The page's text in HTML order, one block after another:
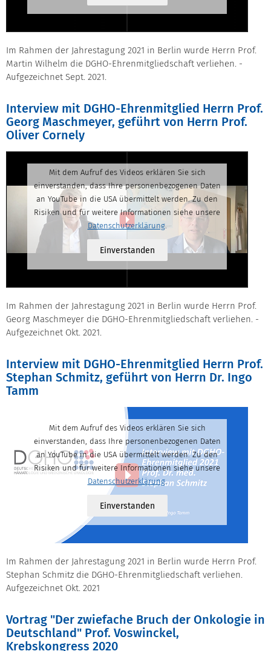
Im Rahmen der Jahrestagung 2021 in Berlin wurde Herrn Prof.
Martin Wilhelm die DGHO-Ehrenmitgliedschaft verliehen. -
Aufgezeichnet Sept. 2021.
Interview mit DGHO-Ehrenmitglied Herrn Prof.
Georg Maschmeyer, geführt von Herrn Prof.
Oliver Cornely
Mit dem Aufruf des Videos erklären Sie sich
einverstanden, dass Ihre personenbezogenen Daten
an YouTube in die USA übermittelt werden. Zu den
Risiken und für weitere Informationen siehe unsere
Datenschutzerklärung.
Einverstanden
Im Rahmen der Jahrestagung 2021 in Berlin wurde Herrn Prof.
Georg Maschmeyer die DGHO-Ehrenmitgliedschaft verliehen. -
Aufgezeichnet Okt. 2021.
Interview mit DGHO-Ehrenmitglied Herrn Prof.
Stephan Schmitz, geführt von Herrn Dr. Ingo
Tamm
Mit dem Aufruf des Videos erklären Sie sich
einverstanden, dass Ihre personenbezogenen Daten
an YouTube in die USA übermittelt werden. Zu den
Risiken und für weitere Informationen siehe unsere
Datenschutzerklärung.
Einverstanden
Im Rahmen der Jahrestagung 2021 in Berlin wurde Herrn Prof.
Stephan Schmitz die DGHO-Ehrenmitgliedschaft verliehen.
Aufgezeichnet Okt. 2021
Vortrag "Der zwiefache Bruch der Onkologie in
Deutschland" Prof. Voswinckel,
Krebskongress 2020